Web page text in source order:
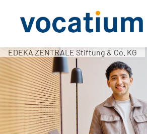
EDEKA ZENTRALE Stiftung & Co. KG